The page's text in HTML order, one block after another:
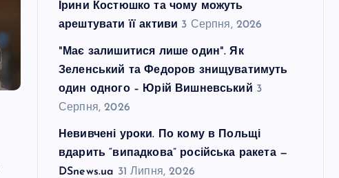
Ірини Костюшко та чому можуть
арештувати її активи 3 Серпня, 2026
"Має залишитися лише один". Як
Зеленський та Федоров знищуватимуть
один одного – Юрій Вишневський 3
Серпня, 2026
Невивчені уроки. По кому в Польщі
вдарить “випадкова” російська ракета —
DSnews.ua 31 Липня, 2026